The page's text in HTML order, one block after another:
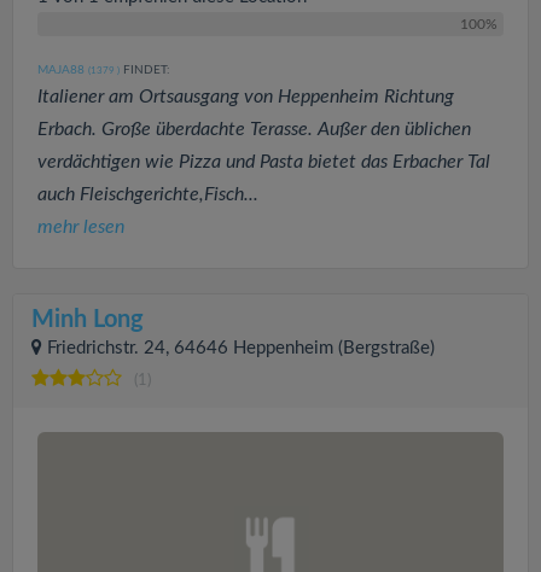
100%
MAJA88 (1379 ) FINDET:
Italiener am Ortsausgang von Heppenheim Richtung
Erbach. Große überdachte Terasse. Außer den üblichen
verdächtigen wie Pizza und Pasta bietet das Erbacher Tal
auch Fleischgerichte,Fisch...
mehr lesen
Minh Long
Friedrichstr. 24, 64646 Heppenheim (Bergstraße)